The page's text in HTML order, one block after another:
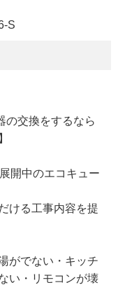
S
の交換をするなら
開中のエコキュー
ける工事内容を提
がでない・キッチ
い・リモコンが壊